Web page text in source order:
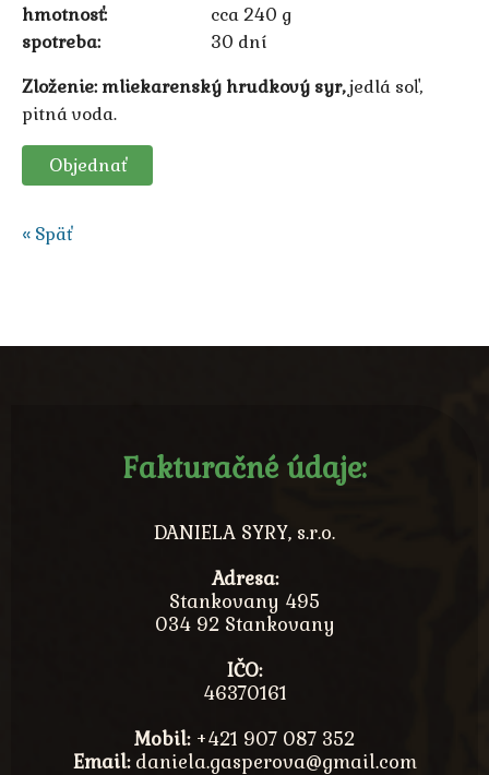
Zloženie: mliekarenský hrudkový syr,jedlá soľ,
pitná voda.
hmotnosť
cca 240 g
spotreba
30 dní
« Späť
Objednať
Fakturačné údaje:
DANIELA SYRY, s.r.o.
Adresa:
Stankovany 495
034 92 Stankovany
IČO:
46370161
Mobil:+421 907 087 352
Email:daniela.gasperova@gmail.com